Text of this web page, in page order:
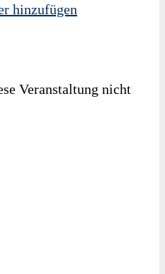
hinzufügen
Veranstaltung nicht